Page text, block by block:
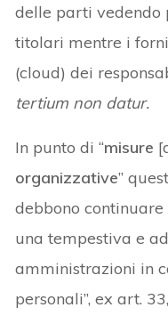
delle parti vedendo
titolari mentre i
(cloud) dei
tertium non datur.
In punto di “misure
organizzative”
debbono continuare
una tempestiva e
amministrazioni in
personali”, ex art.